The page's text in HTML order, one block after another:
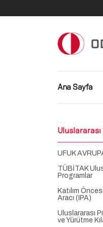
Ana
Ana Sayfa
UFUK
TÜBİTAK
Programlar
Katılım
Aracı (IPA)
Uluslararası
ve Yürütme